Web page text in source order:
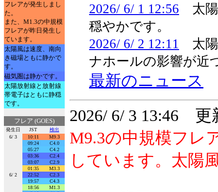
フレアが発生しまし
た。
また、M1.3の中規模
フレアが昨日発生し
ています。
太陽風は速度、南向
き磁場ともに静かで
す。
磁気圏は静かです。
太陽放射線と放射線
帯電子はともに静穏
です。
フレア (GOES)
発生日 JST
検出
6/ 3
10:11
M9.3
09:24
C4.0
05:27
C4.2
03:36
C2.4
03:07
C2.9
01:35
M3.3
6/ 2
22:52
C2.3
19:57
C4.3
18:56
M1.3
2026/ 6/ 1 12:56 太陽
穏やかです。
2026/ 6/ 2 12:11 太陽
ナホールの影響が近
最新のニュース
2026/ 6/ 3 13:46 更
M9.3の中規模フレ
しています。太陽